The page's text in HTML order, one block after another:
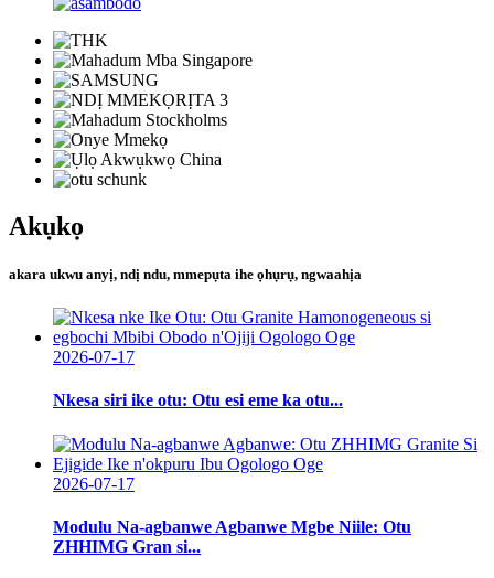
Akụkọ
akara ukwu anyị, ndị ndu, mmepụta ihe ọhụrụ, ngwaahịa
2026-07-17
Nkesa siri ike otu: Otu esi eme ka otu...
2026-07-17
Modulu Na-agbanwe Agbanwe Mgbe Niile: Otu
ZHHIMG Gran si...